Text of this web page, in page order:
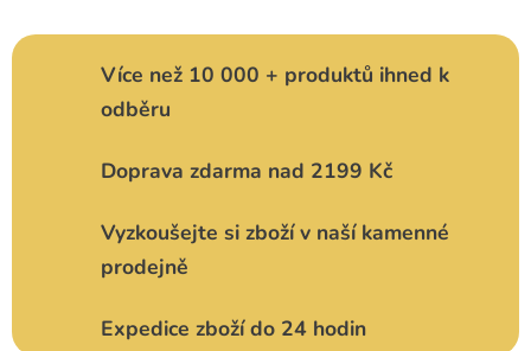
Více než 10 000 + produktů ihned k
odběru
Doprava zdarma nad 2199 Kč
Vyzkoušejte si zboží v naší kamenné
prodejně
Expedice zboží do 24 hodin